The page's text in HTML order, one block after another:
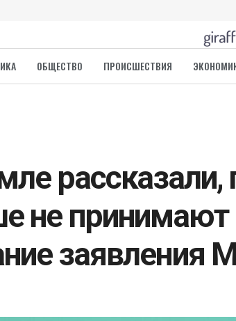
ОБЩЕСТВО ПРОИСШЕСТВИЯ
рассказали,
не принимают
заявления